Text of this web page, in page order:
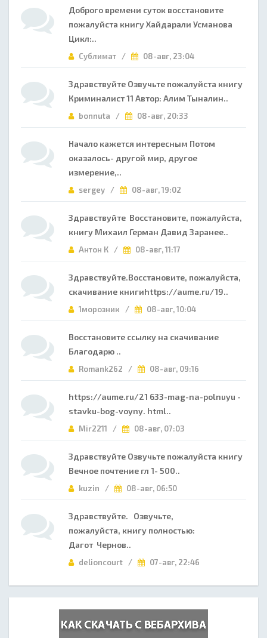
Доброго времени суток восстановите
пожалуйста книгу Хайдарали Усманова
Цикл:..
Сублимат / 08-авг, 23:04
Здравствуйте Озвучьте пожалуйста книгу
Криминалист 11 Автор: Алим Тыналин..
bonnuta / 08-авг, 20:33
Начало кажется интересным Потом
оказалось- другой мир, другое
измерение,..
sergey / 08-авг, 19:02
Здравствуйте Восстановите, пожалуйста,
книгу Михаил Герман Давид Заранее..
Антон К / 08-авг, 11:17
Здравствуйте.Восстановите, пожалуйста,
скачивание книгиhttps://aume.ru/19..
1морозник / 08-авг, 10:04
Восстановите ссылку на скачивание
Благодарю ..
Romank262 / 08-авг, 09:16
https://aume.ru/21 633-mag-na-polnuyu -
stavku-bog-voyny. html..
Mir2211 / 08-авг, 07:03
Здравствуйте Озвучьте пожалуйста книгу
Вечное почтение гл 1- 500..
kuzin / 08-авг, 06:50
Здравствуйте. Озвучьте,
пожалуйста, книгу полностью:
Дагот Чернов..
delioncourt / 07-авг, 22:46